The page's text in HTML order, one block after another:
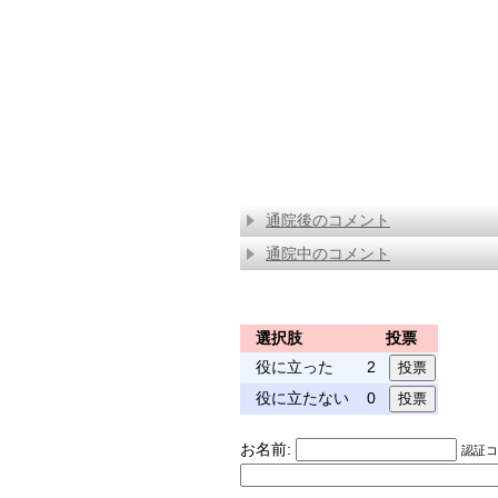
通院後のコメント
通院中のコメント
選択肢
投票
役に立った
2
役に立たない
0
お名前: 認証